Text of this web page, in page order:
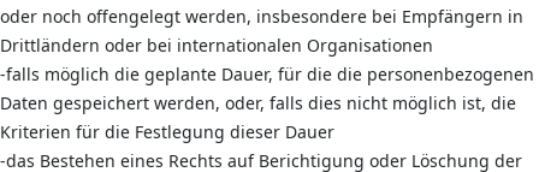
oder noch offengelegt werden, insbesondere bei Empfängern in
Drittländern oder bei internationalen Organisationen
-falls möglich die geplante Dauer, für die die personenbezogenen
Daten gespeichert werden, oder, falls dies nicht möglich ist, die
Kriterien für die Festlegung dieser Dauer
-das Bestehen eines Rechts auf Berichtigung oder Löschung der